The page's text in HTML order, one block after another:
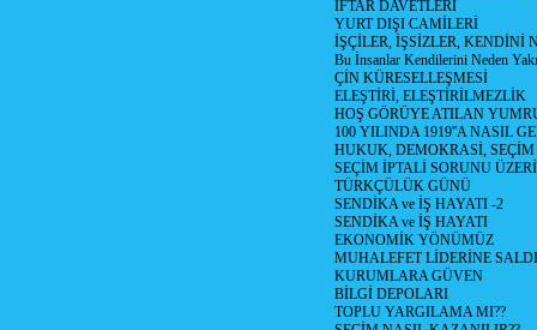
İFTAR DAVETLERİ
YURT DIŞI CAMİLERİ
İŞÇİLER, İŞSİZLER, KENDİNİ
Bu İnsanlar Kendilerini Neden
ÇİN KÜRESELLEŞMESİ
ELEŞTİRİ, ELEŞTİRİLMEZLİK
HOŞ GÖRÜYE ATILAN
100 YILINDA 1919''A NASIL
HUKUK, DEMOKRASİ, SEÇİM
SEÇİM İPTALİ SORUNU
TÜRKÇÜLÜK GÜNÜ
SENDİKA ve İŞ HAYATI -2
SENDİKA ve İŞ HAYATI
EKONOMİK YÖNÜMÜZ
MUHALEFET LİDERİNE
KURUMLARA GÜVEN
BİLGİ DEPOLARI
TOPLU YARGILAMA MI??